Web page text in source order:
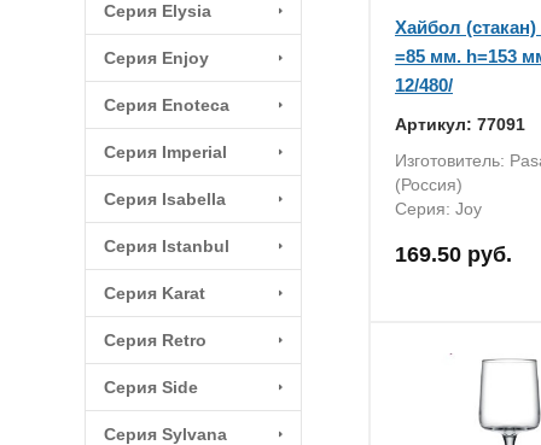
Серия Elysia
Серия Enjoy
Серия Enoteca
Серия Imperial
Серия Isabella
Серия Istanbul
Серия Karat
Серия Retro
Серия Side
Серия Sуlvana
Хайбол
=85 мм. h=153
12/480/
Артикул: 77091
Изготовитель:
(Россия)
Серия: Joy
169.50 руб.